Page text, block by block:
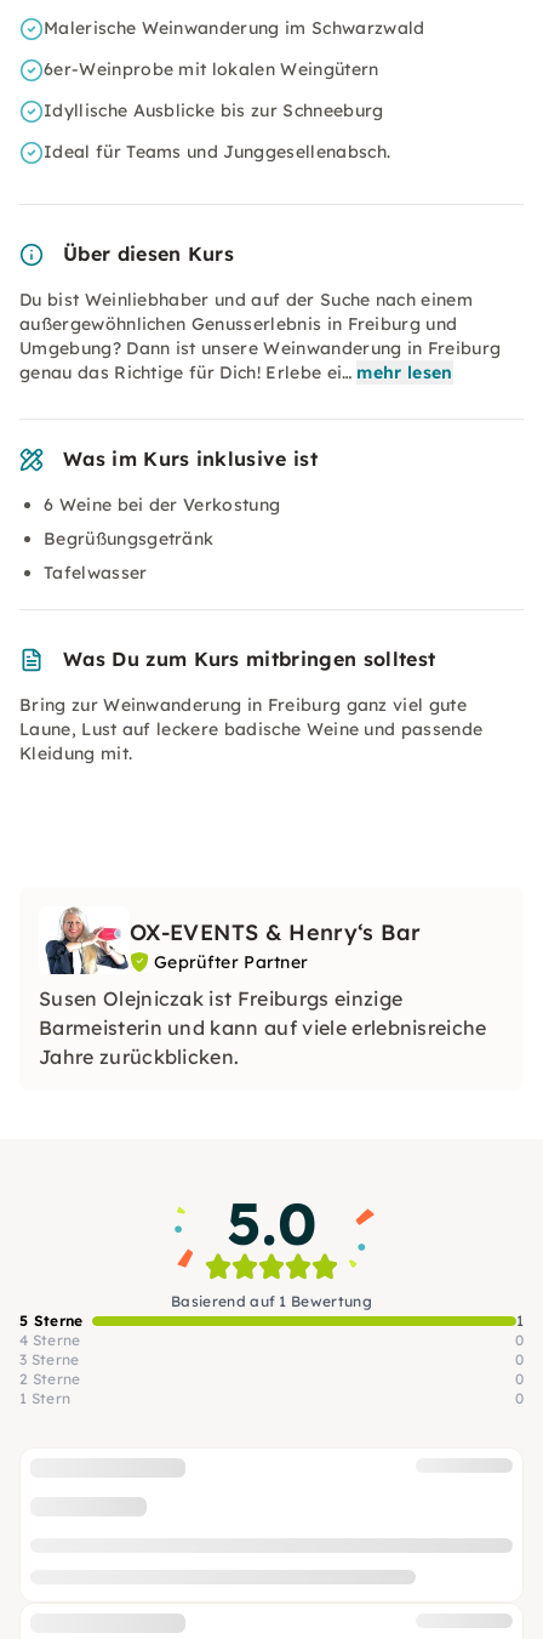
Malerische Weinwanderung im Schwarzwald
6er-Weinprobe mit lokalen Weingütern
Idyllische Ausblicke bis zur Schneeburg
Ideal für Teams und Junggesellenabsch.
Über diesen Kurs
Du bist Weinliebhaber und auf der Suche nach einem
außergewöhnlichen Genusserlebnis in Freiburg und
Umgebung? Dann ist unsere Weinwanderung in Freiburg
genau das Richtige für Dich! Erlebe ei… mehr lesen
Was im Kurs inklusive ist
6 Weine bei der Verkostung
Begrüßungsgetränk
Tafelwasser
Was Du zum Kurs mitbringen solltest
Bring zur Weinwanderung in Freiburg ganz viel gute
Laune, Lust auf leckere badische Weine und passende
Kleidung mit.
OX-EVENTS & Henry‘s Bar
Geprüfter Partner
Susen Olejniczak ist Freiburgs einzige
Barmeisterin und kann auf viele erlebnisreiche
Jahre zurückblicken.
5.0
Basierend auf 1 Bewertung
5 Sterne
1
4 Sterne
0
3 Sterne
0
2 Sterne
0
1 Stern
0